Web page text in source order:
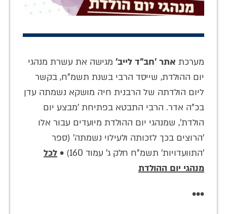
מערכת אתר 'חב"ד לייב' מגישה את עשרת מנהגי
יום ההולדת, שייסד הרבי בשנת תשמ"ח, בקשר
ליום הולדתה של הרבנית חיה מושקא נשמתה עדן
בכ"ה אדר. הרבי התבטא בפתיחת 'מבצע יום
הולדת', שמנהגי יום ההולדת מיועדים עבור אלו
'הרוצים בכך לזכותה ולעילוי נשמתה' (ספר
'התוועדויות' תשמ"ח חלק ג' עמוד 160) •
לכל
מנהגי יום ההולדת
•••